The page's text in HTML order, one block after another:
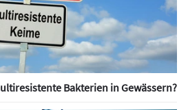
Bakterien in Gewässern?